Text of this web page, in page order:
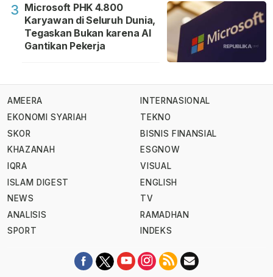
3 Microsoft PHK 4.800
Karyawan di Seluruh Dunia,
Tegaskan Bukan karena AI
Gantikan Pekerja
AMEERA
EKONOMI SYARIAH
SKOR
KHAZANAH
IQRA
ISLAM DIGEST
NEWS
ANALISIS
SPORT
INTERNASIONAL
TEKNO
BISNIS FINANSIAL
ESGNOW
VISUAL
ENGLISH
TV
RAMADHAN
INDEKS